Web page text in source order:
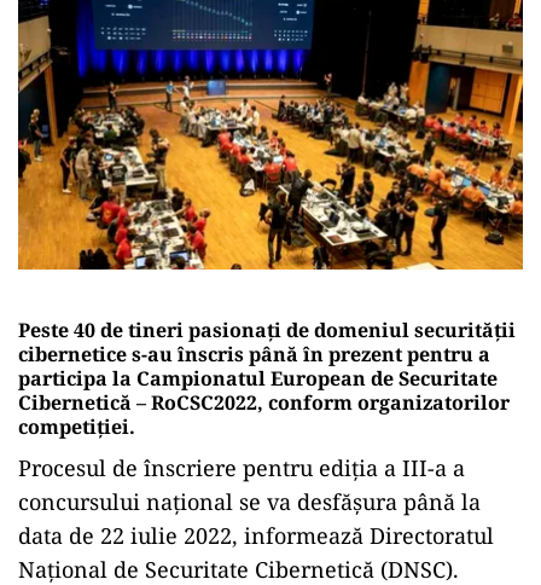
Peste 40 de tineri pasionaţi de domeniul securităţii
cibernetice s-au înscris până în prezent pentru a
participa la Campionatul European de Securitate
Cibernetică – RoCSC2022, conform organizatorilor
competiţiei.
Procesul de înscriere pentru ediţia a III-a a
concursului naţional se va desfăşura până la
data de 22 iulie 2022, informează Directoratul
Naţional de Securitate Cibernetică (DNSC).